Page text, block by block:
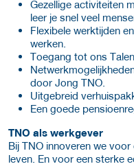
Gezellige activiteiten
leer je snel veel
Flexibele werktijden
werken.
Toegang tot ons
door Jong TNO.
Uitgebreid
Een goede
TNO als werkgever
Bij TNO innoveren we
leven. En voor een sterke